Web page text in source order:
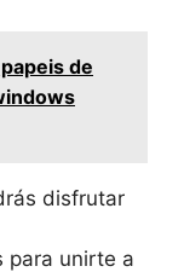
de
disfrutar
para unirte a